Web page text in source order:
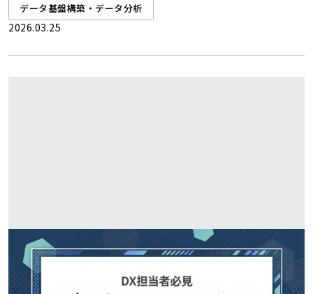
データ基盤構築・データ分析
2026.03.25